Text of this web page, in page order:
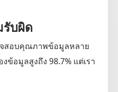
บผิด
จสอบคุณภาพข้อมูลหลาย
อมูลสูงถึง 98.7% แต่เรา